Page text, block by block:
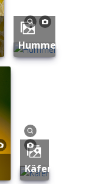
Hummel
Käfer